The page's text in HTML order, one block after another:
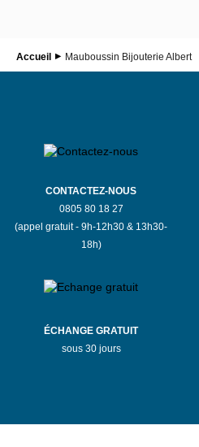
Accueil Mauboussin Bijouterie Albert
CONTACTEZ-NOUS
0805 80 18 27
(appel gratuit - 9h-12h30 & 13h30-
18h)
ÉCHANGE GRATUIT
sous 30 jours